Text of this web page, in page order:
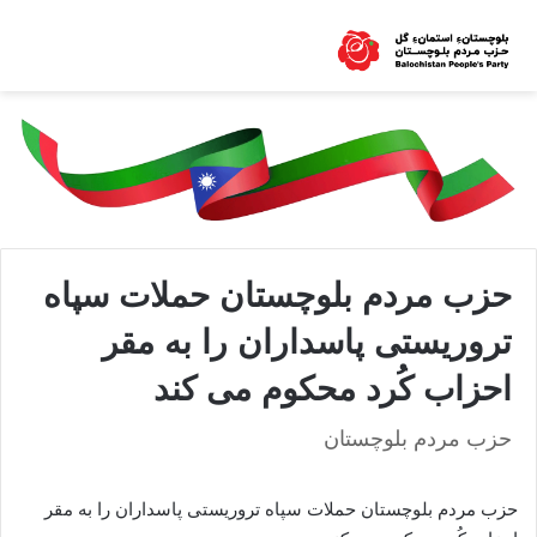
حزب مردم بلوچستان حملات سپاه
تروریستی پاسداران را به مقر
احزاب کُرد محکوم می کند
حزب مردم بلوچستان
حزب مردم بلوچستان حملات سپاه تروریستی پاسداران را به مقر